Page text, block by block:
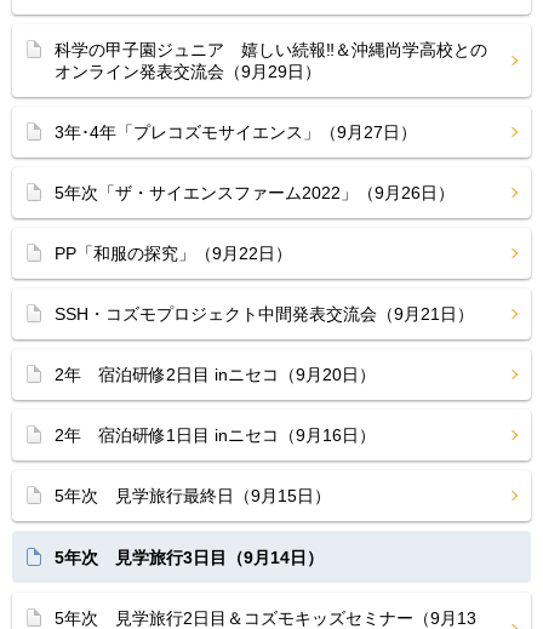
科学の甲子園ジュニア 嬉しい続報‼︎＆沖縄尚学高校との
オンライン発表交流会（9月29日）
3年･4年「プレコズモサイエンス」（9月27日）
5年次「ザ・サイエンスファーム2022」（9月26日）
PP「和服の探究」（9月22日）
SSH・コズモプロジェクト中間発表交流会（9月21日）
2年 宿泊研修2日目 inニセコ（9月20日）
2年 宿泊研修1日目 inニセコ（9月16日）
5年次 見学旅行最終日（9月15日）
5年次 見学旅行3日目（9月14日）
5年次 見学旅行2日目＆コズモキッズセミナー（9月13